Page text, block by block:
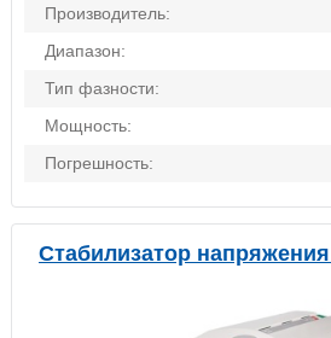
Производитель:
Диапазон:
Тип фазности:
Мощность:
Погрешность:
Стабилизатор